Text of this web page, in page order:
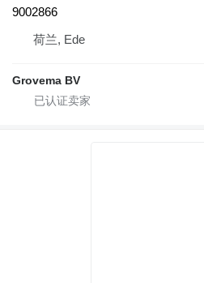
9002866
荷兰, Ede
Grovema BV